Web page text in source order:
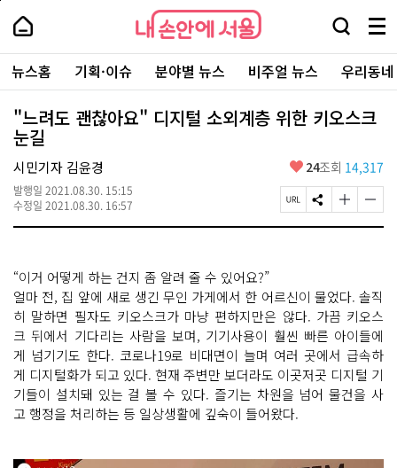
본
로
가
내
손
안
에
서
울
-
서
울
시
대
표
소
통
포
내
손
에
울
검
창
열
기
메
뉴
전
체
보
기
주
요
서
뉴스홈 기획·이슈 분야별 뉴스 비주얼 뉴스 우리동
"느려도 괜찮아요" 디지털 소외계층 위한 키오스크
눈길
시민기자 김윤경
발행일 2021.08.30. 15:15
수정일 2021.08.30. 16:57
좋
요
24조회 14,317
페
이
복
사
S
N
기
글
자
변
경
하
기
글
자
변
경
하
기
“이거 어떻게 하는 건지 좀 알려 줄 수 있어요?”
얼마 전, 집 앞에 새로 생긴 무인 가게에서 한 어르신이 물었다. 솔직
히 말하면 필자도 키오스크가 마냥 편하지만은 않다. 가끔 키오스
크 뒤에서 기다리는 사람을 보며, 기기사용이 훨씬 빠른 아이들에
게 넘기기도 한다. 코로나19로 비대면이 늘며 여러 곳에서 급속하
게 디지털화가 되고 있다. 현재 주변만 보더라도 이곳저곳 디지털 기
기들이 설치돼 있는 걸 볼 수 있다. 즐기는 차원을 넘어 물건을 사
고 행정을 처리하는 등 일상생활에 깊숙이 들어왔다.
페
상
단
로